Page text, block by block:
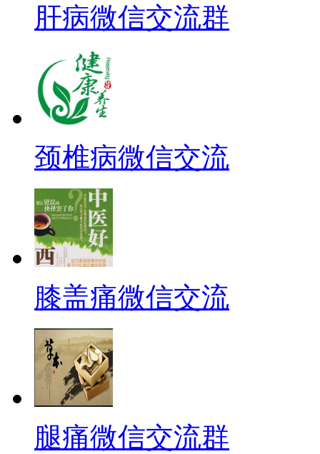
肝病微信交流群
颈椎病微信交流
膝盖痛微信交流
腿痛微信交流群